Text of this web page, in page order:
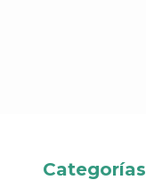
Categorías